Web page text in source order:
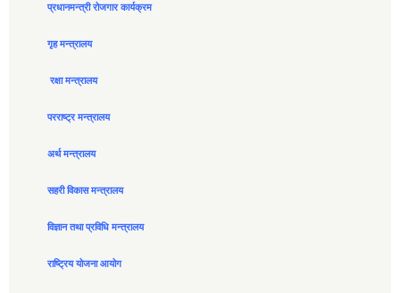
प्रधानमन्त्री रोजगार कार्यक्रम
गृह मन्त्रालय
रक्षा मन्त्रालय
परराष्ट्र मन्त्रालय
अर्थ मन्त्रालय
सहरी विकास मन्त्रालय
विज्ञान तथा प्रविधि मन्त्रालय
राष्ट्रिय योजना आयोग